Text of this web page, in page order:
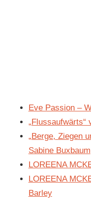
Eve Passion –
„Flussaufwärts“
„Berge, Ziegen
Sabine Buxbaum
LOREENA
LOREENA
Barley